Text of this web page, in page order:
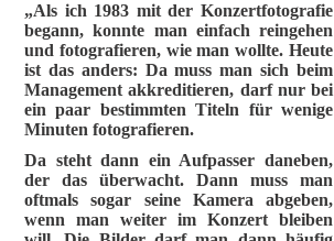
„Als ich 1983 mit der Konzertfotografie
begann, konnte man einfach reingehen
und fotografieren, wie man wollte. Heute
ist das anders: Da muss man sich beim
Management akkreditieren, darf nur bei
ein paar bestimmten Titeln für wenige
Minuten fotografieren.
Da steht dann ein Aufpasser daneben,
der das überwacht. Dann muss man
oftmals sogar seine Kamera abgeben,
wenn man weiter im Konzert bleiben